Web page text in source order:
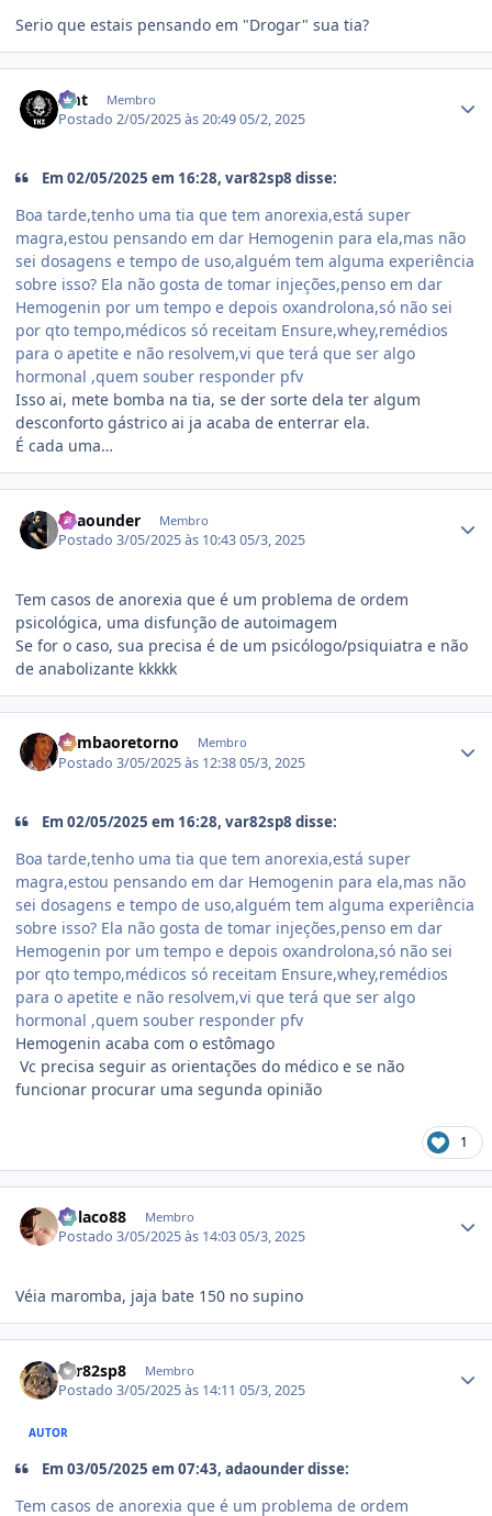
Serio que estais pensando em "Drogar" sua tia?
zmt Membro
Postado2/05/2025 às 20:4905/2, 2025
Em 02/05/2025 em 16:28, var82sp8 disse:
Boa tarde,tenho uma tia que tem anorexia,está super
magra,estou pensando em dar Hemogenin para ela,mas não
sei dosagens e tempo de uso,alguém tem alguma experiência
sobre isso? Ela não gosta de tomar injeções,penso em dar
Hemogenin por um tempo e depois oxandrolona,só não sei
por qto tempo,médicos só receitam Ensure,whey,remédios
para o apetite e não resolvem,vi que terá que ser algo
hormonal ,quem souber responder pfv
Isso ai, mete bomba na tia, se der sorte dela ter algum
desconforto gástrico ai ja acaba de enterrar ela.
É cada uma…
adaounder Membro
Postado3/05/2025 às 10:4305/3, 2025
Tem casos de anorexia que é um problema de ordem
psicológica, uma disfunção de autoimagem
Se for o caso, sua precisa é de um psicólogo/psiquiatra e não
de anabolizante kkkkk
Rambaoretorno Membro
Postado3/05/2025 às 12:3805/3, 2025
Em 02/05/2025 em 16:28, var82sp8 disse:
Boa tarde,tenho uma tia que tem anorexia,está super
magra,estou pensando em dar Hemogenin para ela,mas não
sei dosagens e tempo de uso,alguém tem alguma experiência
sobre isso? Ela não gosta de tomar injeções,penso em dar
Hemogenin por um tempo e depois oxandrolona,só não sei
por qto tempo,médicos só receitam Ensure,whey,remédios
para o apetite e não resolvem,vi que terá que ser algo
hormonal ,quem souber responder pfv
Hemogenin acaba com o estômago
Vc precisa seguir as orientações do médico e se não
funcionar procurar uma segunda opinião
1
Polaco88 Membro
Postado3/05/2025 às 14:0305/3, 2025
Véia maromba, jaja bate 150 no supino
var82sp8 Membro
Postado3/05/2025 às 14:1105/3, 2025
AUTOR
Em 03/05/2025 em 07:43, adaounder disse:
Tem casos de anorexia que é um problema de ordem